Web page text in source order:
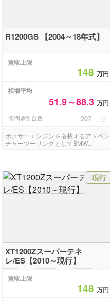
R1200GS 【2004～18年式】
買取上限
148万円
相場平均
51.9～88.3万円
年間取引台数 207 台
ボクサーエンジンを搭載するアドベン
チャーツーリングとしてBMW...
現行
XT1200Zスーパーテネ
レ/ES【2010～現行】
買取上限
148万円